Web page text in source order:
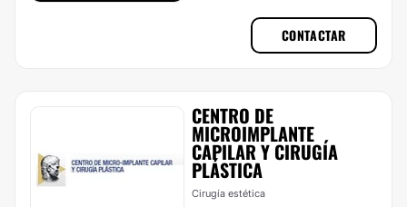
CONTACTAR
CENTRO DE
MICROIMPLANTE
CAPILAR Y CIRUGÍA
PLÁSTICA
Cirugía estética